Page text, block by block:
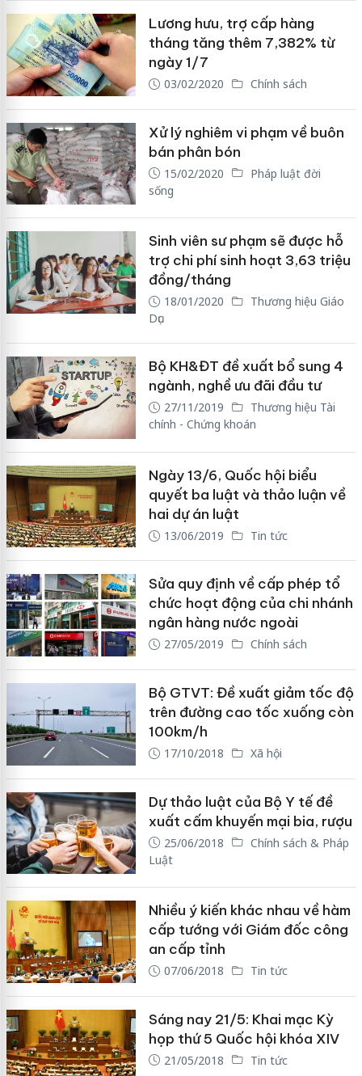
Lương hưu, trợ cấp hàng
tháng tăng thêm 7,382% từ
ngày 1/7
03/02/2020 Chính sách
Xử lý nghiêm vi phạm về buôn
bán phân bón
15/02/2020
Pháp luật đời
sống
Sinh viên sư phạm sẽ được hỗ
trợ chi phí sinh hoạt 3,63 triệu
đồng/tháng
18/01/2020
Thương hiệu Giáo
Dục
Bộ KH&ĐT đề xuất bổ sung 4
ngành, nghề ưu đãi đầu tư
27/11/2019
Thương hiệu Tài
chính - Chứng khoán
Ngày 13/6, Quốc hội biểu
quyết ba luật và thảo luận về
hai dự án luật
13/06/2019 Tin tức
Sửa quy định về cấp phép tổ
chức hoạt động của chi nhánh
ngân hàng nước ngoài
27/05/2019 Chính sách
Bộ GTVT: Đề xuất giảm tốc độ
trên đường cao tốc xuống còn
100km/h
17/10/2018 Xã hội
Dự thảo luật của Bộ Y tế đề
xuất cấm khuyến mại bia, rượu
25/06/2018
Chính sách & Pháp
Luật
Nhiều ý kiến khác nhau về hàm
cấp tướng với Giám đốc công
an cấp tỉnh
07/06/2018 Tin tức
Sáng nay 21/5: Khai mạc Kỳ
họp thứ 5 Quốc hội khóa XIV
21/05/2018 Tin tức